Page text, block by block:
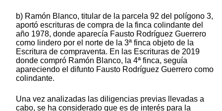
b) Ramón Blanco, titular de la parcela 92 del polígono 3,
aportó escrituras de compra de la finca colindante del
año 1978, donde aparecía Fausto Rodríguez Guerrero
como lindero por el norte de la 3ª finca objeto de la
Escritura de compraventa. En las Escrituras de 2019
donde compró Ramón Blanco, la 4ª finca, seguía
apareciendo el difunto Fausto Rodríguez Guerrero como
colindante.
Una vez analizadas las diligencias previas llevadas a
cabo, se ha considerado que es de interés para la